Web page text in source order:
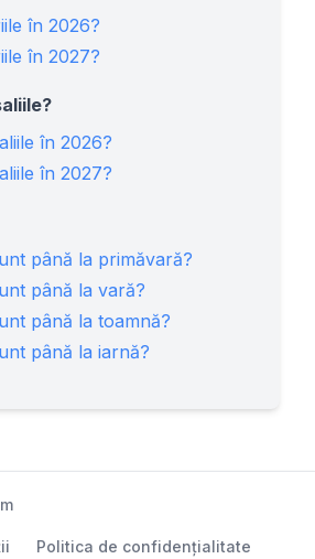
în 2026?
în 2027?
în 2026?
în 2027?
până la primăvară?
până la vară?
până la toamnă?
până la iarnă?
Politica de confidențialitate